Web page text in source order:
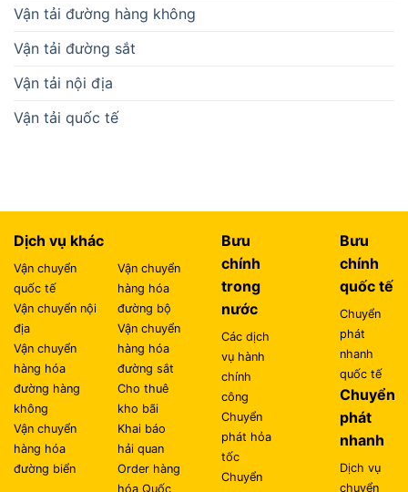
Vận tải đường hàng không
Vận tải đường sắt
Vận tải nội địa
Vận tải quốc tế
Dịch vụ khác
Vận chuyển
quốc tế
Vận chuyển nội
địa
Vận chuyển
hàng hóa
đường hàng
không
Vận chuyển
hàng hóa
đường biển
Vận chuyển
hàng hóa
đường bộ
Vận chuyển
hàng hóa
đường sắt
Cho thuê
kho bãi
Khai báo
hải quan
Order hàng
hóa Quốc
Bưu
chính
trong
nước
Các dịch
vụ hành
chính
công
Chuyển
phát hỏa
tốc
Chuyển
Bưu
chính
quốc tế
Chuyển
phát
nhanh
quốc tế
Chuyển
phát
nhanh
Dịch vụ
chuyển